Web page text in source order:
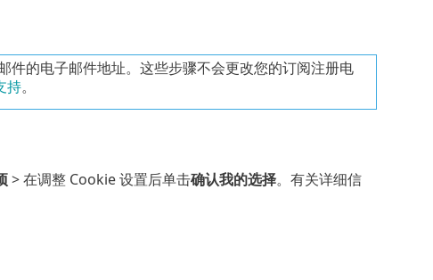
件的电子邮件地址。这些步骤不会更改您的订阅注册电
持。
> 在调整 Cookie 设置后单击确认我的选择。有关详细信